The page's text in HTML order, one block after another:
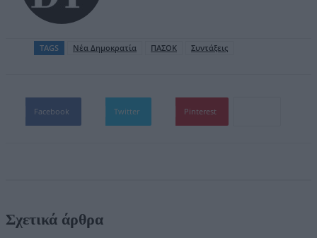
TAGS Νέα Δημοκρατία ΠΑΣΟΚ Συντάξεις
Facebook Twitter Pinterest
Σχετικά άρθρα